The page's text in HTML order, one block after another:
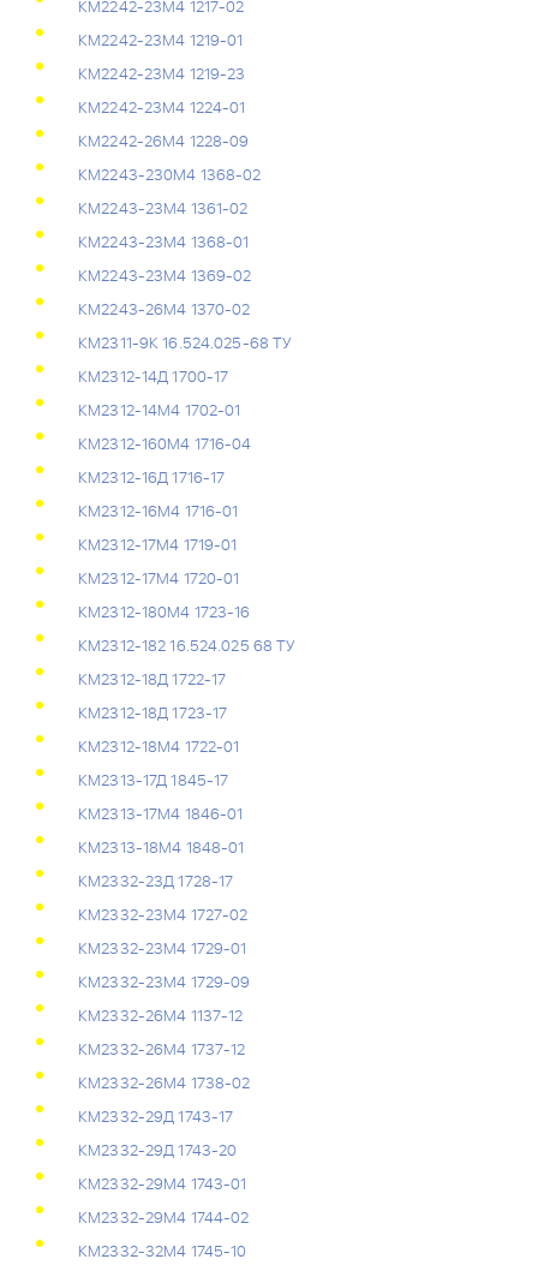
КМ2242-23М4 1217-02
КМ2242-23М4 1219-01
КМ2242-23М4 1219-23
КМ2242-23М4 1224-01
КМ2242-26М4 1228-09
КМ2243-230М4 1368-02
КМ2243-23М4 1361-02
КМ2243-23М4 1368-01
КМ2243-23М4 1369-02
КМ2243-26М4 1370-02
КМ2311-9К 16.524.025-68 ТУ
КМ2312-14Д 1700-17
КМ2312-14М4 1702-01
КМ2312-160М4 1716-04
КМ2312-16Д 1716-17
КМ2312-16М4 1716-01
КМ2312-17М4 1719-01
КМ2312-17М4 1720-01
КМ2312-180М4 1723-16
КМ2312-182 16.524.025 68 ТУ
КМ2312-18Д 1722-17
КМ2312-18Д 1723-17
КМ2312-18М4 1722-01
КМ2313-17Д 1845-17
КМ2313-17М4 1846-01
КМ2313-18М4 1848-01
КМ2332-23Д 1728-17
КМ2332-23М4 1727-02
КМ2332-23М4 1729-01
КМ2332-23М4 1729-09
КМ2332-26М4 1137-12
КМ2332-26М4 1737-12
КМ2332-26М4 1738-02
КМ2332-29Д 1743-17
КМ2332-29Д 1743-20
КМ2332-29М4 1743-01
КМ2332-29М4 1744-02
КМ2332-32М4 1745-10